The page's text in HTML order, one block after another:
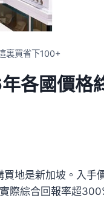
裏買省下100+
各國價格
地是新加坡。入手
際綜合回報率超